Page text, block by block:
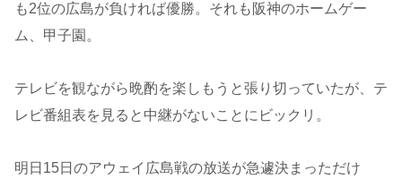
も2位の広島が負ければ優勝。それも阪神のホームゲー
ム、甲子園。
テレビを観ながら晩酌を楽しもうと張り切っていたが、テ
レビ番組表を見ると中継がないことにビックリ。
明日15日のアウェイ広島戦の放送が急遽決まっただけ